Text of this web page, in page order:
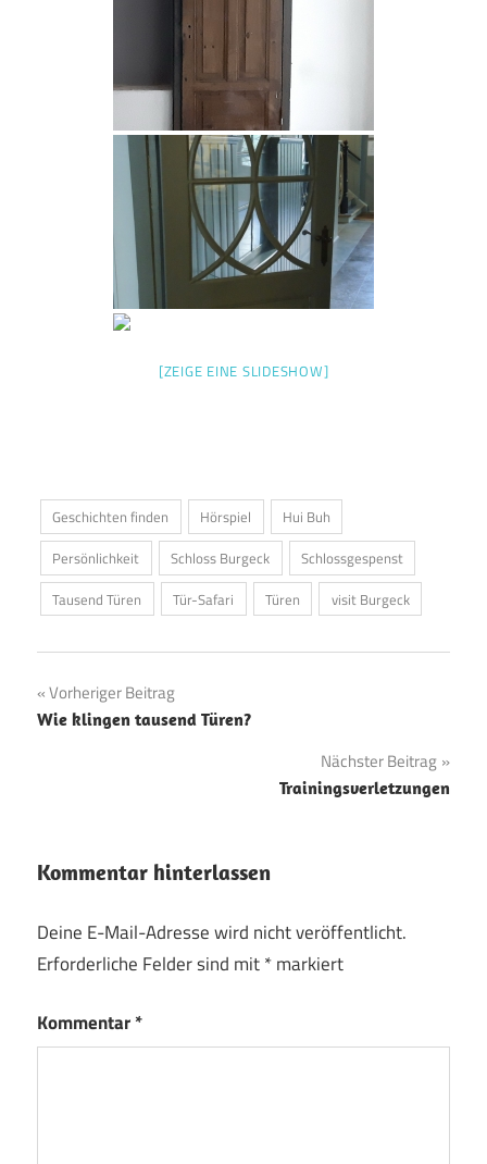
[ZEIGE EINE SLIDESHOW]
Geschichten finden Hörspiel
Hui Buh
Persönlichkeit
Schloss Burgeck
Schlossgespenst
Tausend Türen
Tür-Safari Türen visit Burgeck
Beitragsnavigation
Vorheriger Beitrag
Wie klingen tausend Türen?
Nächster Beitrag
Trainingsverletzungen
Kommentar hinterlassen
Deine E-Mail-Adresse wird nicht veröffentlicht.
Erforderliche Felder sind mit*markiert
Kommentar*